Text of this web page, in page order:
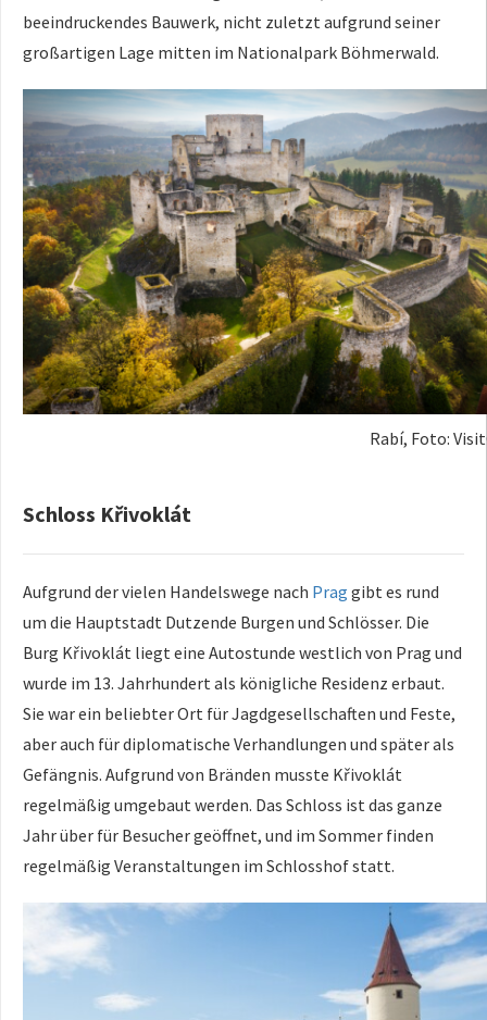
beeindruckendes Bauwerk, nicht zuletzt aufgrund seiner
großartigen Lage mitten im Nationalpark Böhmerwald.
Rabí, Foto:
Schloss Křivoklát
Aufgrund der vielen Handelswege nach Prag gibt es rund
um die Hauptstadt Dutzende Burgen und Schlösser. Die
Burg Křivoklát liegt eine Autostunde westlich von Prag und
wurde im 13. Jahrhundert als königliche Residenz erbaut.
Sie war ein beliebter Ort für Jagdgesellschaften und Feste,
aber auch für diplomatische Verhandlungen und später als
Gefängnis. Aufgrund von Bränden musste Křivoklát
regelmäßig umgebaut werden. Das Schloss ist das ganze
Jahr über für Besucher geöffnet, und im Sommer finden
regelmäßig Veranstaltungen im Schlosshof statt.